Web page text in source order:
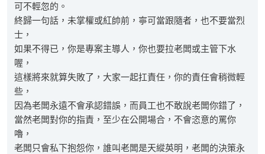
可不輕忽的。
終歸一句話，未掌權或紅帥前，寧可當跟隨者，也不要當烈
士，
如果不得已，你是專案主導人，你也要拉老闆或主管下水
喔，
這樣將來就算失敗了，大家一起扛責任，你的責任會稍微輕
些，
因為老闆永遠不會承認錯誤，而員工也不敢說老闆你錯了，
當然老闆對你的指責，至少在公開場合，不會恣意的罵你
嚕，
老闆只會私下抱怨你，誰叫老闆是天縱英明，老闆的決策永